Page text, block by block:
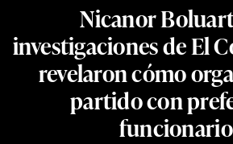
Nicanor
investigaciones de El
revelaron cómo
partido con